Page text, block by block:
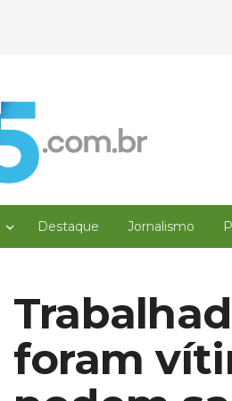
Destaque Jornalismo
foram